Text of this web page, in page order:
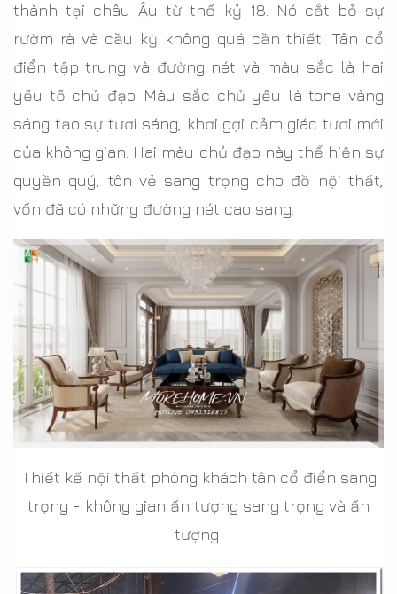
thành tại châu Âu từ thế kỷ 18. Nó cắt bỏ sự
rườm rà và cầu kỳ không quá cần thiết. Tân cổ
điển tập trung và đường nét và màu sắc là hai
yếu tố chủ đạo. Màu sắc chủ yếu là tone vàng
sáng tạo sự tươi sáng, khơi gợi cảm giác tươi mới
của không gian. Hai màu chủ đạo này thể hiện sự
quyền quý, tôn vẻ sang trọng cho đồ nội thất,
vốn đã có những đường nét cao sang.
Thiết kế nội thất phòng khách tân cổ điển sang
trọng - không gian ấn tượng sang trọng và ấn
tượng